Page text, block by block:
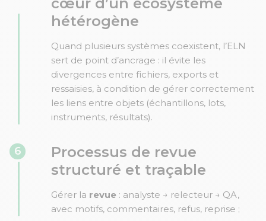
hétérogène
Quand plusieurs systèmes coexistent, l’ELN
sert de point d’ancrage : il évite les
divergences entre fichiers, exports et
ressaisies, à condition de gérer correctement
les liens entre objets (échantillons, lots,
instruments, résultats).
6
Processus de revue
structuré et traçable
Gérer la revue : analyste → relecteur → QA,
avec motifs, commentaires, refus, reprise ;